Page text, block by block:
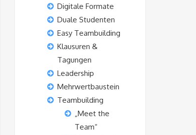
Digitale Formate
Duale Studenten
Easy Teambuilding
Klausuren &
Tagungen
Leadership
Mehrwertbaustein
Teambuilding
„Meet the
Team“